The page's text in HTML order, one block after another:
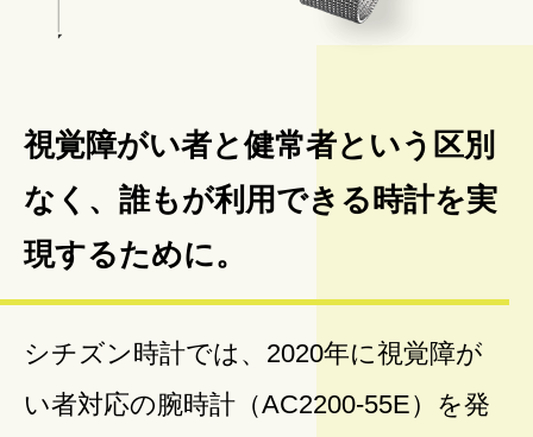
視覚障がい者と健常者という区別
なく、 誰もが利用できる時計を実
現するために。
シチズン時計では、2020年に視覚障が
い者対応の腕時計（AC2200-55E）を発